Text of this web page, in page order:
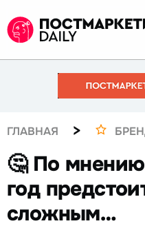
ГЛАВНАЯ >
🤔 По
год
сложным…